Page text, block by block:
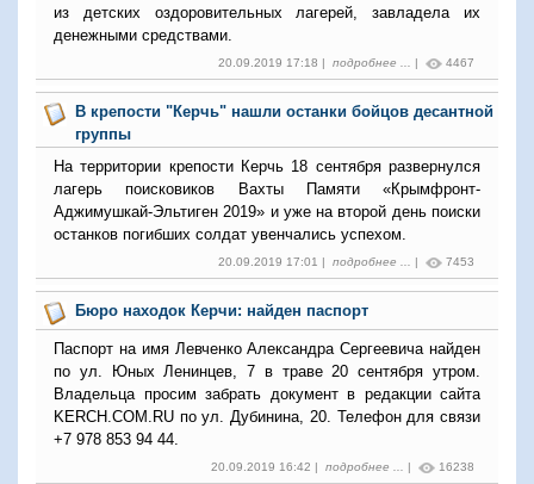
из детских оздоровительных лагерей, завладела их
денежными средствами.
20.09.2019 17:18 | подробнее ... | 4467
В крепости "Керчь" нашли останки бойцов десантной
группы
На территории крепости Керчь 18 сентября развернулся
лагерь поисковиков Вахты Памяти «Крымфронт-
Аджимушкай-Эльтиген 2019» и уже на второй день поиски
останков погибших солдат увенчались успехом.
20.09.2019 17:01 | подробнее ... | 7453
Бюро находок Керчи: найден паспорт
Паспорт на имя Левченко Александра Сергеевича найден
по ул. Юных Ленинцев, 7 в траве 20 сентября утром.
Владельца просим забрать документ в редакции сайта
KERCH.COM.RU по ул. Дубинина, 20. Телефон для связи
+7 978 853 94 44.
20.09.2019 16:42 | подробнее ... | 16238